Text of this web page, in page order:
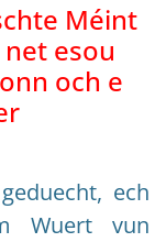
Méint
esou
och e
geduecht, ech
Wuert vun